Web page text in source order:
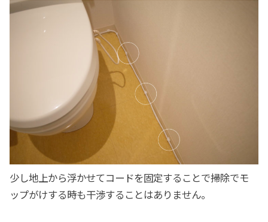
少し地上から浮かせてコードを固定することで掃除でモ
ップがけする時も干渉することはありません。